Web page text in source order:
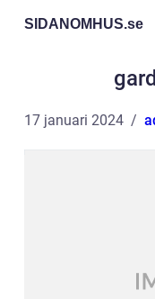
SIDANOMHUS.se
17 januari 2024